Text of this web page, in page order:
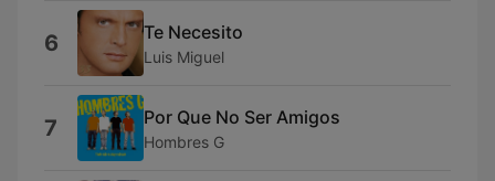
6 Te Necesito
Luis Miguel
7 Por Que No Ser Amigos
Hombres G